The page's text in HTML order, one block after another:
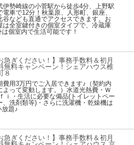
伊勢崎線の小菅駅から徒歩4分、上野駅
電車で12分！秋葉原、人形町、銀座、
谷なども直通でアクセスできます。お
は全室鍵付きの個室タイプで、冷蔵庫
個室内で生活可能です！
急ぎください！】事務手数料＆初月
無料キャンペーン！シェアハウス椎
８
費用3万円でご入居できます♪（契約内
よって変動します。）水道光熱費・Ｗ
ｆｉ・生活に必要な備品(トイレットペー
、洗剤類等)・さらに洗濯機・乾燥機は
放題♪
急ぎください！】事務手数料＆初月